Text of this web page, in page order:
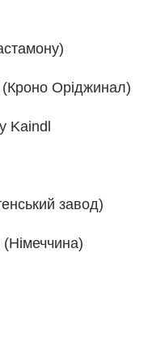
Оріджинал)
Kaindl
завод)